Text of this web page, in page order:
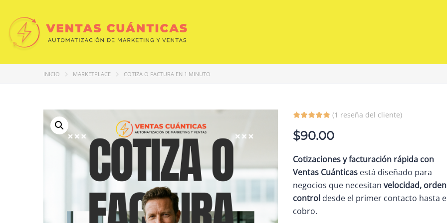
INICIO MARKETPLACE COTIZA O FACTURA EN 1 MINUTO
(1 reseña del cliente)
$90.00
Cotizaciones y facturación rápida con
Ventas Cuánticas está diseñado para
negocios que necesitan velocidad,
control desde el primer contacto hasta
cobro.